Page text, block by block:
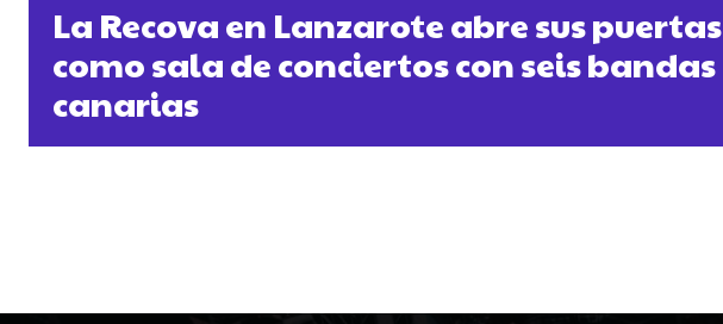
La Recova en Lanzarote abre sus puertas
como sala de conciertos con seis bandas
canarias